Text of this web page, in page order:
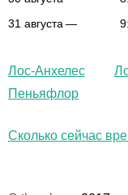
31 августа —
Лос-Анхелес
Пеньяфлор
Сколько сейчас